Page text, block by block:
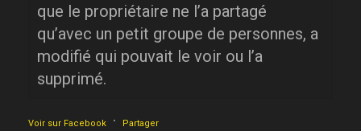
que le propriétaire ne l’a partagé
qu’avec un petit groupe de personnes, a
modifié qui pouvait le voir ou l’a
supprimé.
Voir sur Facebook · Partager